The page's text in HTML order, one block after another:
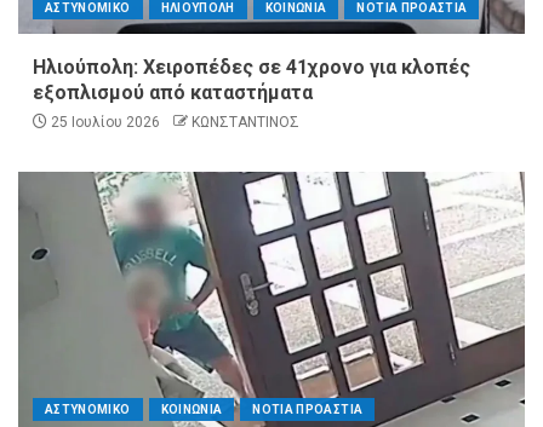
ΑΣΤΥΝΟΜΙΚΟ ΗΛΙΟΥΠΟΛΗ ΚΟΙΝΩΝΙΑ ΝΟΤΙΑ ΠΡΟΑΣΤΙΑ
Ηλιούπολη: Χειροπέδες σε 41χρονο για κλοπές
εξοπλισμού από καταστήματα
25 Ιουλίου 2026 ΚΩΝΣΤΑΝΤΙΝΟΣ
ΑΣΤΥΝΟΜΙΚΟ ΚΟΙΝΩΝΙΑ ΝΟΤΙΑ ΠΡΟΑΣΤΙΑ